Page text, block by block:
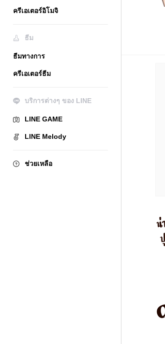
ครีเอเตอร์อิโมจิ
ธีม
ธีมทางการ
ครีเอเตอร์ธีม
บริการต่างๆ ของ LINE
LINE GAME
LINE Melody
ช่วยเหลือ